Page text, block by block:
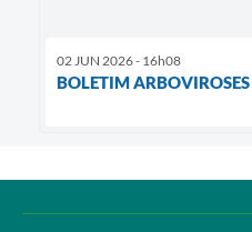
02 JUN 2026 - 16h08
BOLETIM